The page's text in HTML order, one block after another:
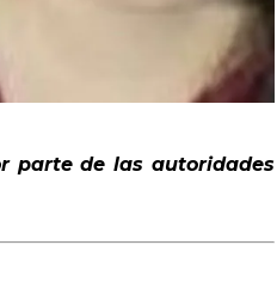
parte de las autoridades